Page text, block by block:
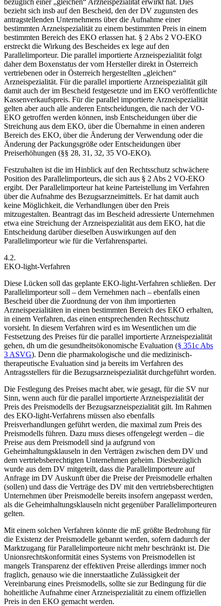
bezieht sich insb auf den Bescheid, den der DV zugunsten des
antragstellenden Unternehmens über die Aufnahme einer
bestimmten Arzneispezialität zu einem bestimmten Preis in einem
bestimmten Bereich des EKO erlassen hat. § 2 Abs 2 VO-EKO
erstreckt die Wirkung des Bescheides ex lege auf den
Parallelimporteur. Die parallel importierte Arzneispezialität folgt
daher dem Boxenstatus der vom Hersteller direkt in Österreich
vertriebenen oder in Österreich hergestellten „gleichen“
Arzneispezialität. Für die parallel importierte Arzneispezialität gilt
damit auch der im Bescheid festgesetzte und im EKO veröffentlichte
Kassenverkaufspreis. Für die parallel importierte Arzneispezialität
gelten aber auch alle anderen Entscheidungen, die nach der VO-
EKO getroffen werden können, insb Entscheidungen über die
Streichung aus dem EKO, über die Übernahme in einen anderen
Bereich des EKO, über die Änderung der Verwendung oder die
Änderung der Packungsgröße oder Entscheidungen über
Preiserhöhungen (§§ 28, 31, 32, 35 VO-EKO).
Festzuhalten ist die im Hinblick auf den Rechtsschutz schwächere
Position des Parallelimporteurs, die sich aus § 2 Abs 2 VO-EKO
ergibt. Der Parallelimporteur hat keine Parteistellung im Verfahren
über die Aufnahme des Bezugsarzneimittels. Er hat damit auch
keine Möglichkeit, die Verhandlungen über den Preis
mitzugestalten. Beantragt das im Bescheid adressierte Unternehmen
etwa eine Streichung der Arzneispezialität aus dem EKO, hat die
Entscheidung darüber dieselben Auswirkungen auf den
Parallelimporteur wie für die Verfahrenspartei.
4.2.
EKO-light-Verfahren
Diese Lücken soll das geplante EKO-light-Verfahren schließen. Der
Parallelimporteur soll – dem Vernehmen nach – ebenfalls einen
Bescheid über die Zuordnung der von ihm importierten
Arzneispezialitäten in einen bestimmten Bereich des EKO erhalten,
in einem Verfahren, das einen entsprechenden Rechtsschutz
vorsieht. In diesem Verfahren wird es im Wesentlichen um die
Festsetzung des Preises für die parallel importierte Arzneispezialität
gehen, dh um die gesundheitsökonomische Evaluation (§ 351c Abs
3 ASVG). Denn die pharmakologische und die medizinisch-
therapeutische Evaluation sind ja bereits im Verfahren des
Antragsstellers für die Bezugsarzneispezialität durchgeführt worden.
Die Festlegung des Preises macht aber, wie gesagt, für die SV nur
Sinn, wenn auch für die parallel importierte Arzneispezialität der
Preis des Preismodells der Bezugsarzneispezialität gilt. Im Rahmen
des EKO-light-Verfahrens müssen also ebenfalls
Preisverhandlungen geführt werden, die maximal zum Preis des
Preismodells führen. Dazu muss dieses offengelegt werden – die
Preise aus dem Preismodell sind ja aufgrund von
Geheimhaltungsklauseln in den Verträgen zwischen dem DV und
dem vertriebsberechtigten Unternehmen geheim. Diesbezüglich
wurde aus dem DV mitgeteilt, dass die Parallelimporteure auf
Anfrage im DV Auskunft über die Preise der Preismodelle erhalten
(sollen) und dass die Verträge des DV mit den vertriebsberechtigten
Unternehmen über Preismodelle bereits insofern angepasst werden,
als die Geheimhaltungsklauseln nicht gegenüber Parallelimporteuren
gelten.
Mit einem solchen Verfahren könnte die mE größte Bedrohung für
die Existenz der Preismodelle gebannt werden, sofern dadurch der
Marktzugang für Parallelimporteure nicht mehr beschränkt ist. Die
Unionsrechtskonformität eines Systems von Preismodellen ist
mangels Transparenz der effektiven Preise allerdings immer noch
fraglich, genauso wie die innerstaatliche Zulässigkeit der
Vereinbarung eines Preismodells, sollte sie zur Bedingung für die
hoheitliche Aufnahme einer Arzneispezialität zu einem offiziellen
Preis in den EKO gemacht werden.